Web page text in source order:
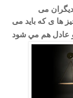
می
ها ی که باید می
و عادل هم مي شود